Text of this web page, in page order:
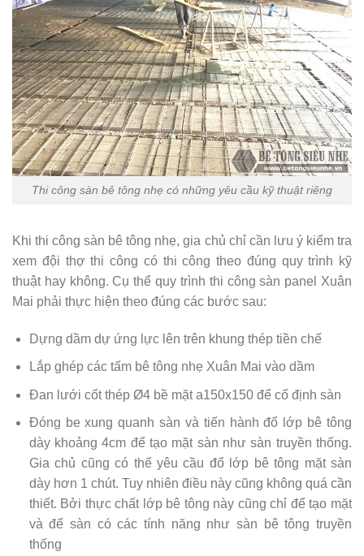
Thi công sàn bê tông nhẹ có những yêu cầu kỹ thuật riêng
Khi thi công sàn bê tông nhẹ, gia chủ chỉ cần lưu ý kiểm tra
xem đội thợ thi công có thi công theo đúng quy trình kỹ
thuật hay không. Cụ thể quy trình thi công sàn panel Xuân
Mai phải thực hiện theo đúng các bước sau:
Dựng dầm dự ứng lực lên trên khung thép tiền chế
Lắp ghép các tấm bê tông nhẹ Xuân Mai vào dầm
Đan lưới cốt thép Ø4 bề mặt a150x150 để cố định sàn
Đóng be xung quanh sàn và tiến hành đổ lớp bê tông
dày khoảng 4cm để tạo mặt sàn như sàn truyền thống.
Gia chủ cũng có thể yêu cầu đổ lớp bê tông mặt sàn
dày hơn 1 chút. Tuy nhiên điều này cũng không quá cần
thiết. Bởi thực chất lớp bê tông này cũng chỉ để tạo mặt
và để sàn có các tính năng như sàn bê tông truyền
thống